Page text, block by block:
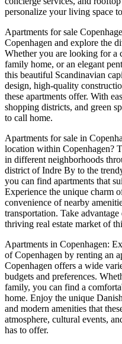
personalize your living space
Apartments for sale
Copenhagen and explore the
Whether you are looking for a
family home, or an elegant
this beautiful Scandinavian
design, high-quality
these apartments offer. With
shopping districts, and green
to call home.
Apartments for sale in
location within Copenhagen?
in different neighborhoods
district of Indre By to the
you can find apartments that
Experience the unique charm
convenience of nearby
transportation. Take
thriving real estate market of
Apartments in Copenhagen:
of Copenhagen by renting an
Copenhagen offers a wide
budgets and preferences.
family, you can find a
home. Enjoy the unique
and modern amenities that
atmosphere, cultural events,
has to offer.